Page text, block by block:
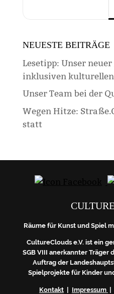
NEUESTE BEITRÄGE
Lesetipp: Unser
inklusiven kulturellen
Unser Team bei der
Wegen Hitze:
statt
Räume für Kunst und Spiel
CultureClouds e.V. ist ein
SGB VIII anerkannter
Auftrag der
Spielprojekte für Kinder
Kontakt| Impressum |